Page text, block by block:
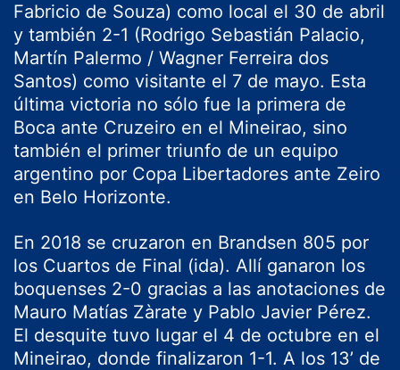
Fabricio de Souza) como local el 30 de abril
y también 2-1 (Rodrigo Sebastián Palacio,
Martín Palermo / Wagner Ferreira dos
Santos) como visitante el 7 de mayo. Esta
última victoria no sólo fue la primera de
Boca ante Cruzeiro en el Mineirao, sino
también el primer triunfo de un equipo
argentino por Copa Libertadores ante Zeiro
en Belo Horizonte.
En 2018 se cruzaron en Brandsen 805 por
los Cuartos de Final (ida). Allí ganaron los
boquenses 2-0 gracias a las anotaciones de
Mauro Matías Zàrate y Pablo Javier Pérez.
El desquite tuvo lugar el 4 de octubre en el
Mineirao, donde finalizaron 1-1. A los 13’ de